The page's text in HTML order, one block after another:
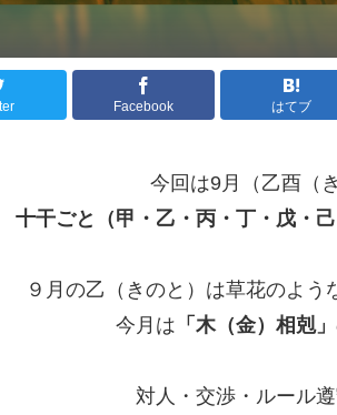
Facebook はてブ
今回は9月（乙酉（
十干ごと（甲・乙・丙・丁・戊・
９月の乙（きのと）は草花のよ
今月は 「木（金）相剋」
対人・交渉・ルール